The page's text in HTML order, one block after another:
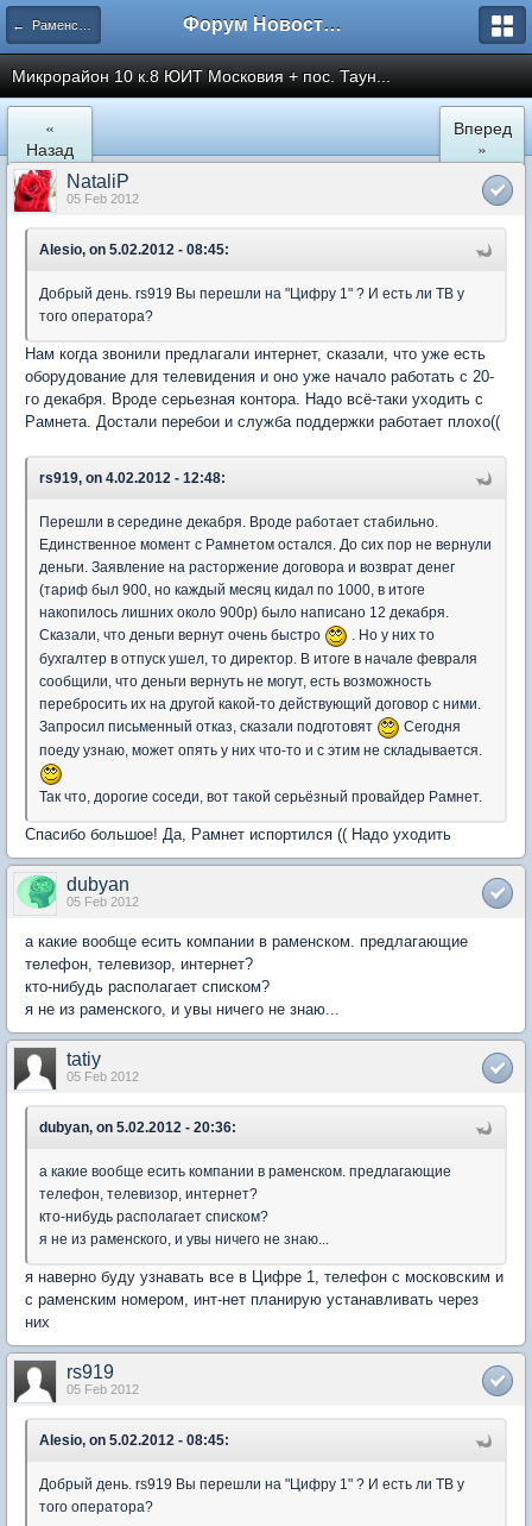
← Раменское Форум Новостройки
Микрорайон 10 к.8 ЮИТ Московия + пос. Таун...
«
Назад
Вперед
»
NataliP
05 Feb 2012
Alesio, on 5.02.2012 - 08:45:
Добрый день. rs919 Вы перешли на "Цифру 1" ? И есть ли ТВ у
того оператора?
Нам когда звонили предлагали интернет, сказали, что уже есть
оборудование для телевидения и оно уже начало работать с 20-
го декабря. Вроде серьезная контора. Надо всё-таки уходить с
Рамнета. Достали перебои и служба поддержки работает плохо((
rs919, on 4.02.2012 - 12:48:
Перешли в середине декабря. Вроде работает стабильно.
Единственное момент с Рамнетом остался. До сих пор не вернули
деньги. Заявление на расторжение договора и возврат денег
(тариф был 900, но каждый месяц кидал по 1000, в итоге
накопилось лишних около 900р) было написано 12 декабря.
Сказали, что деньги вернут очень быстро
. Но у них то
бухгалтер в отпуск ушел, то директор. В итоге в начале февраля
сообщили, что деньги вернуть не могут, есть возможность
перебросить их на другой какой-то действующий договор с ними.
Запросил письменный отказ, сказали подготовят
Сегодня
поеду узнаю, может опять у них что-то и с этим не складывается.
Так что, дорогие соседи, вот такой серьёзный провайдер Рамнет.
Спасибо большое! Да, Рамнет испортился (( Надо уходить
dubyan
05 Feb 2012
а какие вообще есить компании в раменском. предлагающие
телефон, телевизор, интернет?
кто-нибудь располагает списком?
я не из раменского, и увы ничего не знаю...
tatiy
05 Feb 2012
dubyan, on 5.02.2012 - 20:36:
а какие вообще есить компании в раменском. предлагающие
телефон, телевизор, интернет?
кто-нибудь располагает списком?
я не из раменского, и увы ничего не знаю...
я наверно буду узнавать все в Цифре 1, телефон с московским и
с раменским номером, инт-нет планирую устанавливать через
них
rs919
05 Feb 2012
Alesio, on 5.02.2012 - 08:45:
Добрый день. rs919 Вы перешли на "Цифру 1" ? И есть ли ТВ у
того оператора?